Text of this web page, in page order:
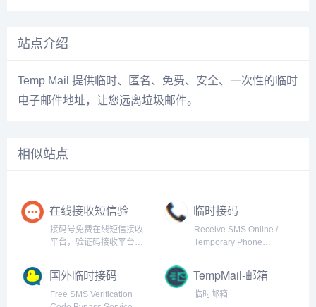
站点介绍
Temp Mail 提供临时、匿名、免费、安全、一次性的临时
电子邮件地址，让您远离垃圾邮件。
相似站点
在线接收短信验
证码，临时手机
号，虚拟电话号
接码号免费在线短信接收
平台，验证码接收平台，
临时虚拟手机号云短信接
码，拥有中国香港/美国/英
国/马来西亚/菲律宾/印度尼
临时接码
Receive SMS Online /
Temporary Phone
国外临时接码
Free SMS Verification
TempMail-邮箱
临时邮箱